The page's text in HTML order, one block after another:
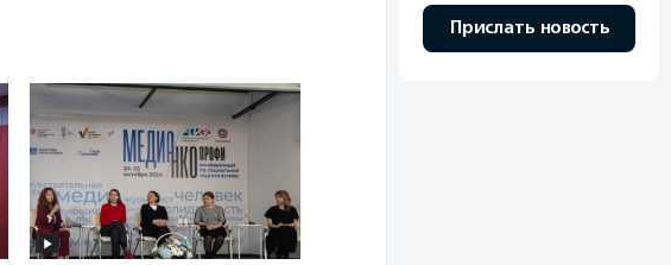
Прислать новость